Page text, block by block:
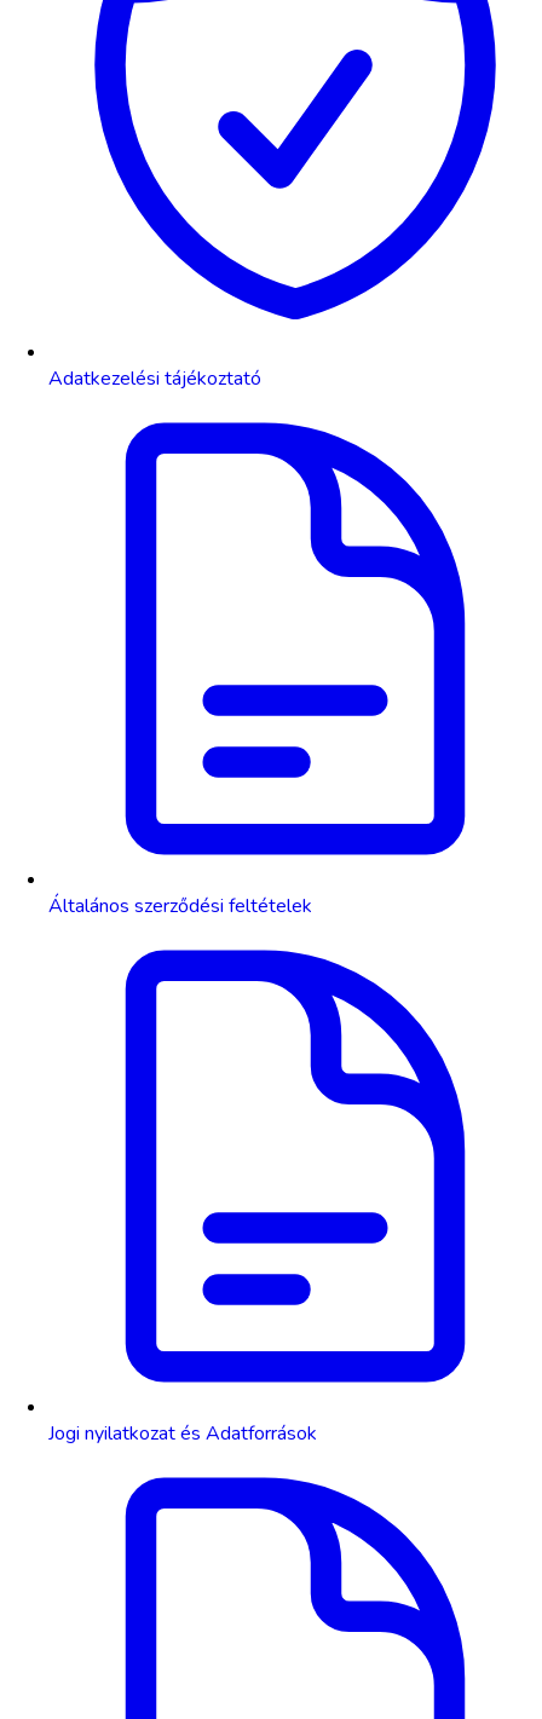
Adatkezelési tájékoztató
Általános szerződési feltételek
Jogi nyilatkozat és Adatforrások